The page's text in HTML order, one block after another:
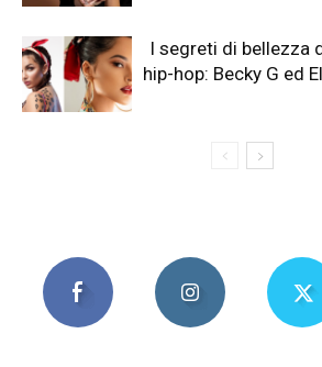
I segreti di bellezza
hip-hop: Becky G ed